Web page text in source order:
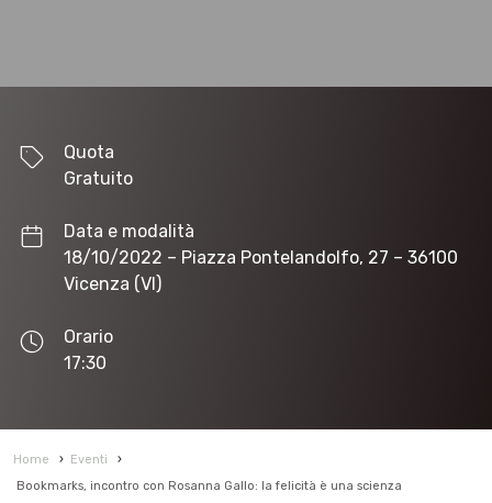
Quota
Gratuito
Data e modalità
18/10/2022 – Piazza Pontelandolfo, 27 – 36100
Vicenza (VI)
Orario
17:30
Home › Eventi
›
Bookmarks, incontro con Rosanna Gallo: la felicità è una scienza